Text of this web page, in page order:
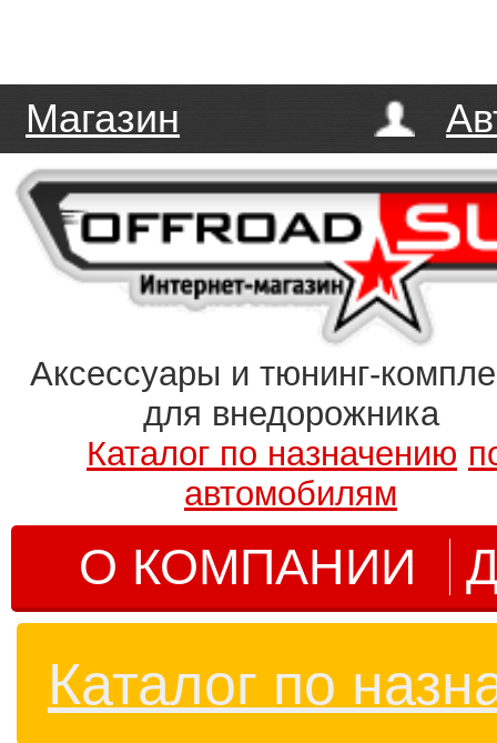
Магазин
Аксессуары и тюнинг-
для внедорожника
Каталог по назначению
автомобилям
О КОМПАНИИ
Каталог по